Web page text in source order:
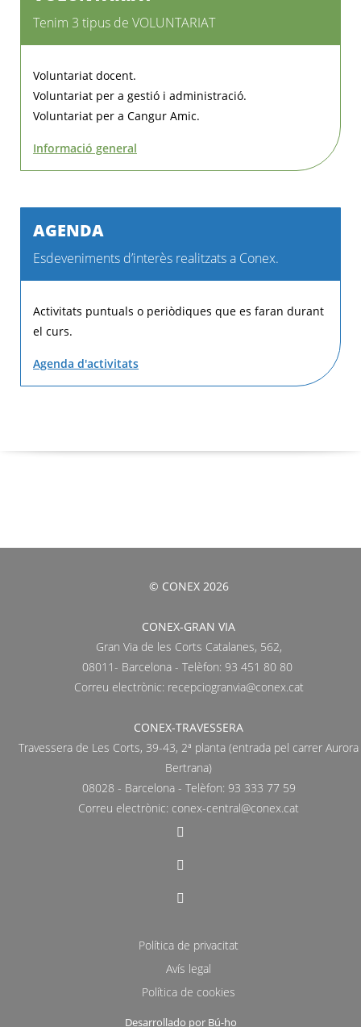
Tenim 3 tipus de VOLUNTARIAT
Voluntariat docent.
Voluntariat per a gestió i administració.
Voluntariat per a Cangur Amic.
Informació general
AGENDA
Esdeveniments d’interès realitzats a Conex.
Activitats puntuals o periòdiques que es faran durant
el curs.
Agenda d'activitats
© CONEX 2026
CONEX-GRAN VIA
Gran Via de les Corts Catalanes, 562,
08011- Barcelona - Telèfon: 93 451 80 80
Correu electrònic: recepciogranvia@conex.cat
CONEX-TRAVESSERA
Travessera de Les Corts, 39-43, 2ª planta (entrada pel carrer Aurora
Bertrana)
08028 - Barcelona - Telèfon: 93 333 77 59
Correu electrònic: conex-central@conex.cat
Política de privacitat
Avís legal
Política de cookies
Desarrollado por Bú-ho